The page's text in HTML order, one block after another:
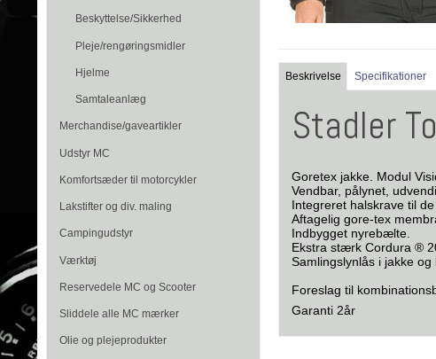
Beskyttelse/Sikkerhed
Pleje/rengøringsmidler
Hjelme
Samtaleanlæg
Merchandise/gaveartikler
Udstyr MC
Komfortsæder til motorcykler
Lakstifter og div. maling
Campingudstyr
Værktøj
Reservedele MC og Scooter
Sliddele alle MC mærker
Olie og plejeprodukter
Beskrivelse Specifikationer
Stadler
Goretex jakke. Modul
Vendbar, pålynet,
Integreret halskrave til
Aftagelig gore-tex
Indbygget nyrebælte.
Ekstra stærk Cordura ®
Samlingslynlås i jakke og
Foreslag til
Garanti 2år